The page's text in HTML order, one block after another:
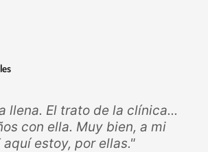
llena. El trato de la clínica...
con ella. Muy bien, a mi
estoy, por ellas."